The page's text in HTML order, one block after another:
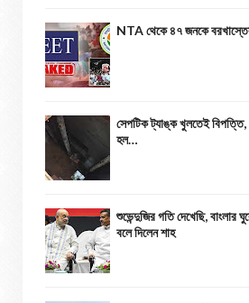
NTA থেকে ৪৭ জনকে
সেপটিক ট্যাঙ্ক খুলতেই বিপত্তি,
হল…
শুভেন্দুজির গতি দেখেছি, বাংলার
বলে দিলেন শাহ